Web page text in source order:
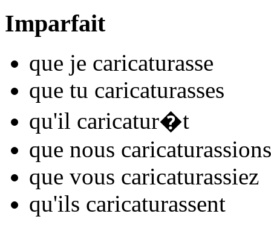
Imparfait
que je caricaturasse
que tu caricaturasses
qu'il caricatur�t
que nous caricaturassions
que vous caricaturassiez
qu'ils caricaturassent